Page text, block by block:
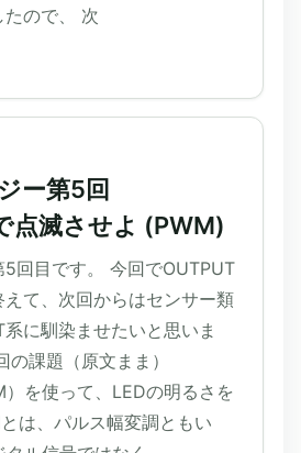
ので、 次
ー第5回
点滅させよ (PWM)
回目です。 今回でOUTPUT
て、次回からはセンサー類
に馴染ませたいと思いま
課題（原文まま）
を使って、LEDの明るさを
は、パルス幅変調ともい